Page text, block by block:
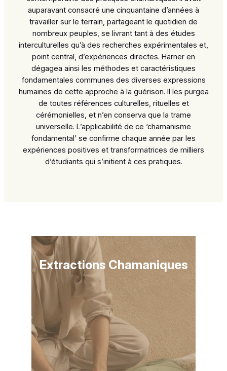
auparavant consacré une cinquantaine d’années à
travailler sur le terrain, partageant le quotidien de
nombreux peuples, se livrant tant à des études
interculturelles qu’à des recherches expérimentales et,
point central, d’expériences directes. Harner en
dégagea ainsi les méthodes et caractéristiques
fondamentales communes des diverses expressions
humaines de cette approche à la guérison. Il les purgea
de toutes références culturelles, rituelles et
cérémonielles, et n’en conserva que la trame
universelle. L’applicabilité de ce ‘chamanisme
fondamental’ se confirme chaque année par les
expériences positives et transformatrices de milliers
d’étudiants qui s’initient à ces pratiques.
Extractions Chamaniques